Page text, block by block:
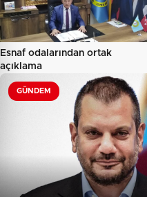
Esnaf odalarından ortak
açıklama
GÜNDEM